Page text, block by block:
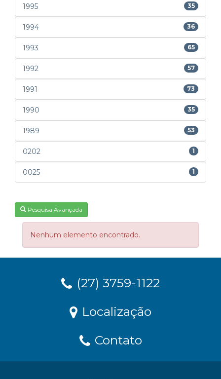
1995 35
1994 36
1993 65
1992 57
1991 73
1990 35
1989 53
0202 1
0025 1
Pesquisa Avançada
Nenhum elemento encontrado.
(27) 3759-1122
Localização
Contato